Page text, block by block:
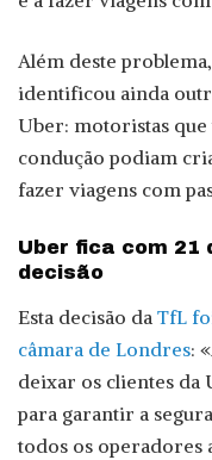
Além deste
identificou ainda
Uber: motoristas
condução podiam
fazer viagens com
Uber fica com
decisão
Esta decisão da TfL
câmara de Londres:
deixar os clientes da
para garantir a
todos os operadores